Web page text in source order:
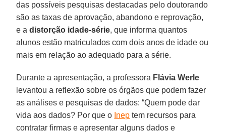
das possíveis pesquisas destacadas pelo doutorando
são as taxas de aprovação, abandono e reprovação,
e adistorção idade-série, que informa quantos
alunos estão matriculados com dois anos de idade ou
mais em relação ao adequado para a série.
Durante a apresentação, a professora Flávia Werle
levantou a reflexão sobre os órgãos que podem fazer
as análises e pesquisas de dados: “Quem pode dar
vida aos dados? Por que o Inep tem recursos para
contratar firmas e apresentar alguns dados e